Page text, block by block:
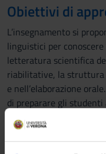
Obiettivi di
L’insegnamento si
linguistici per
letteratura scientifica
riabilitative, la struttura
e nell’elaborazione
di preparare gli
contenuti della ricerca
Prerequisiti e